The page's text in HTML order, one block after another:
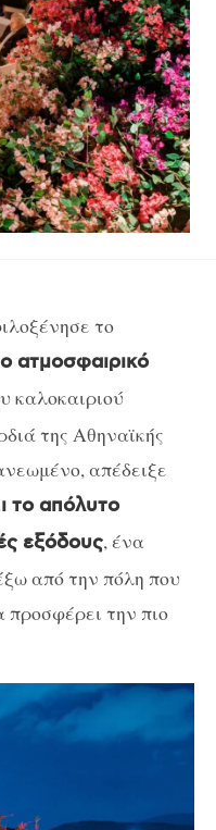
το
ατμοσφαιρικό
καλοκαιριού
της Αθηναϊκής
απέδειξε
ι το απόλυτο
εξόδους, ένα
από την πόλη που
την πιο